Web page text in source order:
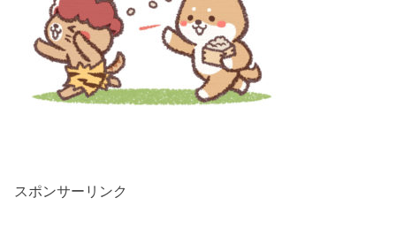
スポンサーリンク